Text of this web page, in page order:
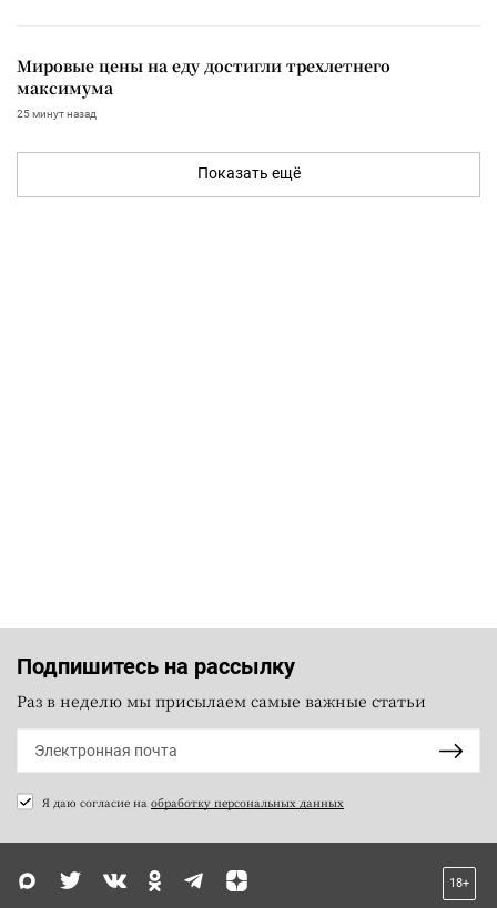
Мировые цены на еду достигли трехлетнего
максимума
25 минут назад
Показать ещё
Подпишитесь на рассылку
Раз в неделю мы присылаем самые важные статьи
Я даю согласие на обработку персональных данных
18+